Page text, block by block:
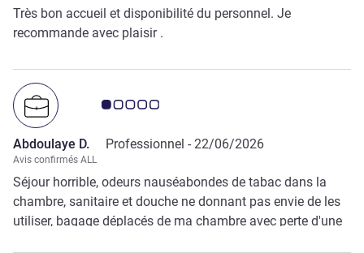
Très bon accueil et disponibilité du personnel. Je
recommande avec plaisir .
Note Avis clients 1.0/5
Abdoulaye D. Professionnel - 22/06/2026
Avis confirmés ALL
Séjour horrible, odeurs nauséabondes de tabac dans la
chambre, sanitaire et douche ne donnant pas envie de les
utiliser, bagage déplacés de ma chambre avec perte d'une